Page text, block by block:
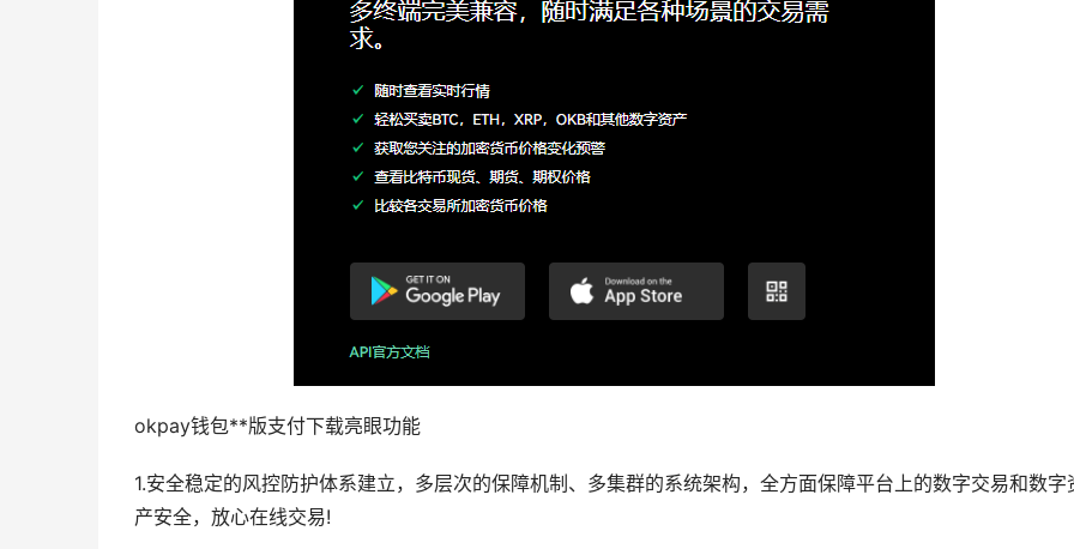
okpay钱包**版支付下载亮眼功能
1.安全稳定的风控防护体系建立，多层次的保障机制、多集群的系统架构，全方面保障平台上的数字交易和数字
产安全，放心在线交易!